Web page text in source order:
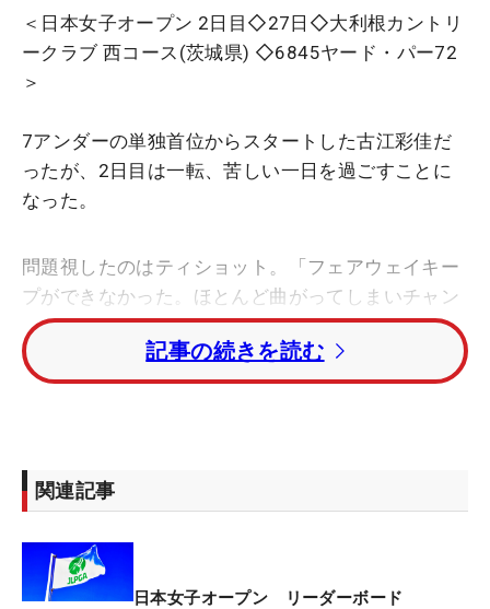
＜日本女子オープン 2日目◇27日◇大利根カントリ
ークラブ 西コース(茨城県) ◇6845ヤード・パー72
＞
7アンダーの単独首位からスタートした古江彩佳だ
ったが、2日目は一転、苦しい一日を過ごすことに
なった。
問題視したのはティショット。「フェアウェイキー
プができなかった。ほとんど曲がってしまいチャン
スにもつかず終わりました」。右に出始めたショッ
トを気にしすぎて、今度は左へ…。そんな負の連鎖
にはまりこんだ。
パー5。ティショットが右に待ち構える池に消え
た。処置後の3打目をレイアップし、79ヤードから
ーしていった。最後は3メートルのパットも外し、
痛恨のダブルボギーを記録してしまった。1バーデ
記事の続きを読む
関連記事
日本女子オープン リーダーボード